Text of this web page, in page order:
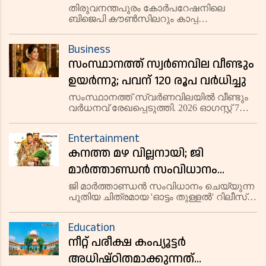
20ലെ സർക്കാർ കത്ത് റദ്ദാക്കി,
അവധി ഫയലിലെ വീഴ്ചകളിൽ
മുഖ്യമന്ത്രിയുടെ ഓഫീസ്
അന്വേഷണത്തിന് ഉത്തരവിട്ടു
തിരുവനന്തപുരം കോർപറേഷനിലെ
ബിജെപി കൗൺസിലറും കാപ്പ
ബന്ധപ്പെട്ട് സർക്കാർ നൽകിയ കത്ത്
ആഭ്യന്തര വകുപ്പ് റദ്ദാക്കി. ജൂലൈ 20-ന്
നൽകിയ കത്താണ് തദ്ദേശസ്വ
Business
സംസ്ഥാനത്ത് സ്വര്‍ണവില വീണ്ടും
ഉയർന്നു; പവന് 120 രൂപ വര്‍ധിച്ചു
സംസ്ഥാനത്ത് സ്വർണവിലയിൽ വീണ്ടും
വർധനവ് രേഖപ്പെടുത്തി. 2026 ഓഗസ്റ്റ് 7
പവന് 120 രൂപ കൂടി 1,09,920 രൂപയിലുമാണ്
വ്യാപാരം പുരോഗമിക്
Entertainment
കനത്ത മഴ വില്ലനായി; ജി
മാർത്താണ്ഡൻ സംവിധാനം
ചെയ്യുന്ന 'ഓട്ടം തുള്ളൽ' റിലീസ്
മാറ്റിവെച്ചു
ജി മാർത്താണ്ഡൻ സംവിധാനം ചെയ്യുന്ന
പുതിയ ചിത്രമായ 'ഓട്ടം തുള്ളൽ' റിലീസ്
കാരണമാണ് വെള്ളിയാഴ്ച നിശ്ചയിച്ചിരുന്ന
റിലീസ് മാറ്റിയത്.
Education
നീറ്റ് പരീക്ഷ കംപ്യൂട്ടർ
അധിഷ്ഠിതമാക്കുന്നത്